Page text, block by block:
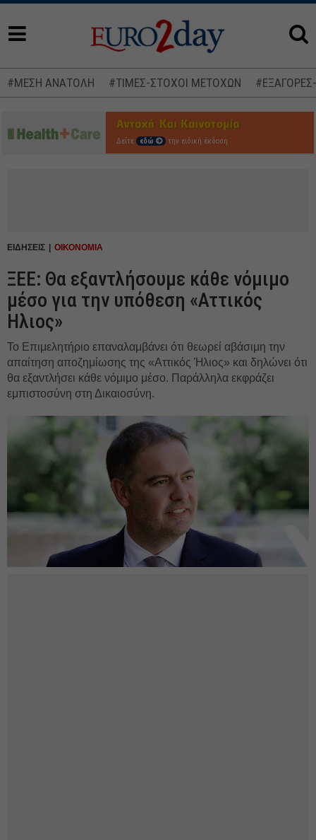
#ΜΕΣΗ ΑΝΑΤΟΛΗ #ΤΙΜΕΣ-ΣΤΟΧΟΙ ΜΕΤΟΧΩΝ
Δείτε εδώ την ειδική έκδοση
ΕΙΔΗΣΕΙΣ ΟΙΚΟΝΟΜΙΑ
ΞΕΕ: Θα εξαντλήσουμε κάθε νόμιμο
μέσο για την υπόθεση «Αττικός
Ηλιος»
Το Επιμελητήριο επαναλαμβάνει ότι θεωρεί αβάσιμη την
απαίτηση αποζημίωσης της «Αττικός Ήλιος» και δηλώνει ότι
θα εξαντλήσει κάθε νόμιμο μέσο. Παράλληλα εκφράζει
εμπιστοσύνη στη Δικαιοσύνη.